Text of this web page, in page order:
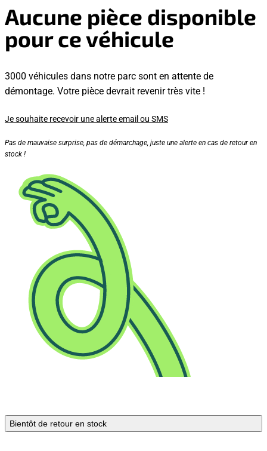
Aucune pièce disponible
pour ce véhicule
3000 véhicules dans notre parc sont en attente de
démontage. Votre pièce devrait revenir très vite !
Je souhaite recevoir une alerte email ou SMS
Pas de mauvaise surprise, pas de démarchage, juste une alerte en cas de retour en
stock !
Bientôt de retour en stock